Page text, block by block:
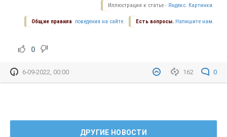
Иллюстрация к статье - Яндекс. Картинки.
Есть вопросы. Напишите нам.
Общие правила поведения на сайте.
0
162 0
6-09-2022, 00:00
ДРУГИЕ НОВОСТИ